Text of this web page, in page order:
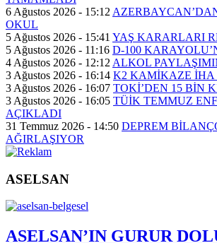
6 Ağustos 2026 - 15:12
OKUL
5 Ağustos 2026 - 15:41 YAŞ KARARLARI
5 Ağustos 2026 - 11:16 D-100
4 Ağustos 2026 - 12:12 ALKOL
3 Ağustos 2026 - 16:14 K2 KAMİKAZE İHA
3 Ağustos 2026 - 16:07 TOKİ’DEN 15 BİN
3 Ağustos 2026 - 16:05 TÜİK TEMMUZ
AÇIKLADI
31 Temmuz 2026 - 14:50 DEPREM
AĞIRLAŞIYOR
ASELSAN
ASELSAN’IN GURUR